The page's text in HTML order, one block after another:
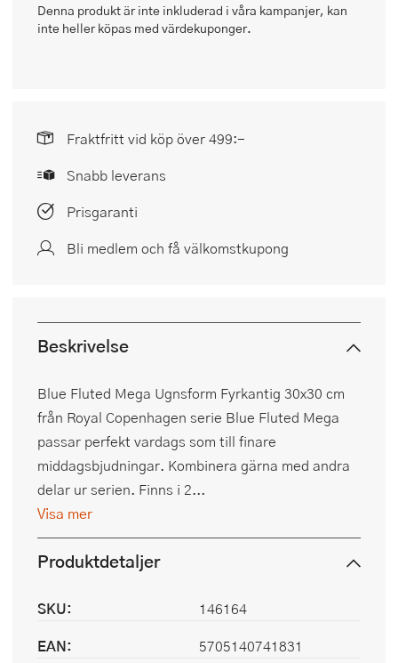
Denna produkt är inte inkluderad i våra kampanjer, kan
inte heller köpas med värdekuponger.
Fraktfritt vid köp över 499:-
Snabb leverans
Prisgaranti
Bli medlem och få välkomstkupong
Beskrivelse
Blue Fluted Mega Ugnsform Fyrkantig 30x30 cm
från Royal Copenhagen serie Blue Fluted Mega
passar perfekt vardags som till finare
middagsbjudningar. Kombinera gärna med andra
delar ur serien. Finns i 2...
Visa mer
Produktdetaljer
SKU:
146164
EAN:
5705140741831